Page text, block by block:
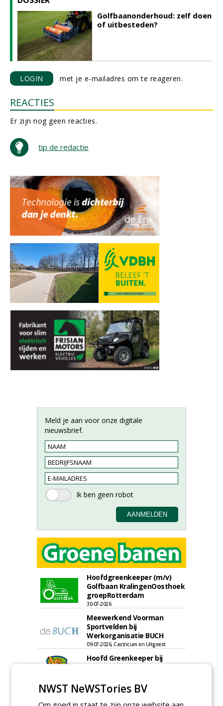
Golfbaanonderhoud: zelf doen
of uitbesteden?
LOGIN met je e-mailadres om te reageren.
REACTIES
Er zijn nog geen reacties.
tip de redactie
Meld je aan voor onze digitale
nieuwsbrief.
Hoofdgreenkeeper (m/v)
Golfbaan KralingenOosthoek
groepRotterdam
30-07-2026
Meewerkend Voorman
Sportvelden bij
Werkorganisatie BUCH
09-07-2026, Castricum en Uitgeest
Hoofd Greenkeeper bij
Proefveldmedewerker/
Chauffeur
NWST NeWSTories BV
Om goed in staat te zijn onze website aan